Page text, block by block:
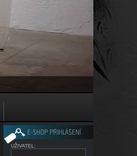
E-SHOP PŘIHLÁŠENÍ
UŽIVATEL: